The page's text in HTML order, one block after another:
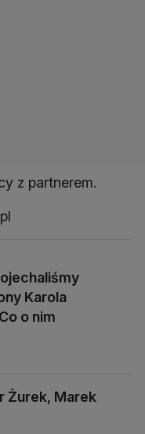
z partnerem.
Karola
o nim
Żurek, Marek